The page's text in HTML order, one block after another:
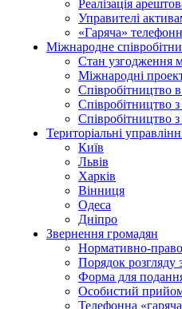
Реалізація
Управителі
«Гаряча»
Міжнародне
Стан узгодження
Міжнародні
Співробітництво
Співробітництво
Співробітництво
Територіальні
Київ
Львів
Харків
Вінниця
Одеса
Дніпро
Звернення громадян
Нормативно-
Порядок розгляду
Форма для
Особистий
Телефонна